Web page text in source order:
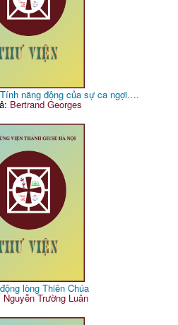
năng động của sự ca ngợi….
Bertrand Georges
lòng Thiên Chúa
Nguyễn Trường Luân